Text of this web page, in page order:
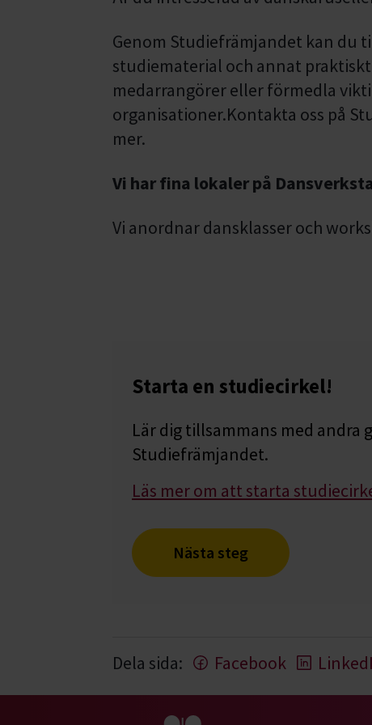
Genom Studiefrämjandet kan du
studiematerial och annat
medarrangörer eller förmedla
organisationer.Kontakta oss på
mer.
Vi har fina lokaler på
Vi anordnar dansklasser och
Starta en studiecirkel!
Lär dig tillsammans med
Studiefrämjandet.
Läs mer om att starta
Nästa steg
Dela sida: Facebook